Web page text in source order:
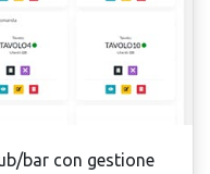
bar con gestione